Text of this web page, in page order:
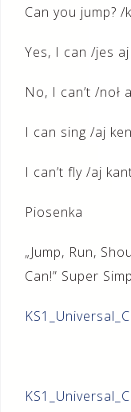
Can you jump?
Yes, I can /jes
No, I can’t /noł
I can sing /aj
I can’t fly /aj
Piosenka
„Jump, Run,
Can!” Super